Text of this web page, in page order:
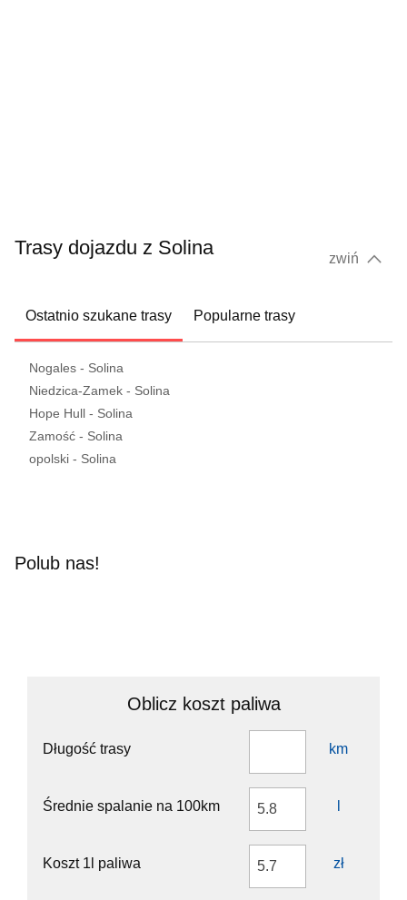
Trasy dojazdu z Solina zwiń
Ostatnio szukane trasy Popularne trasy
Nogales - Solina
Niedzica-Zamek - Solina
Hope Hull - Solina
Zamość - Solina
opolski - Solina
Polub nas!
Oblicz koszt paliwa
Długość trasy km
Średnie spalanie na 100km
Koszt 1l paliwa zł